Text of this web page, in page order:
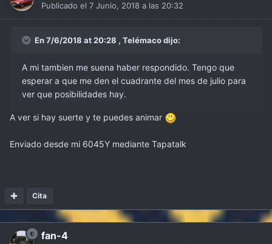
Publicado el 7 Junio, 2018 a las 20:32
En 7/6/2018 at 20:28 , Telémacodijo:
A mi tambien me suena haber respondido. Tengo que
esperar a que me den el cuadrante del mes de julio para
ver que posibilidades hay.
A ver si hay suerte y te puedes animar
Enviado desde mi 6045Y mediante Tapatalk
Cita
fan-4